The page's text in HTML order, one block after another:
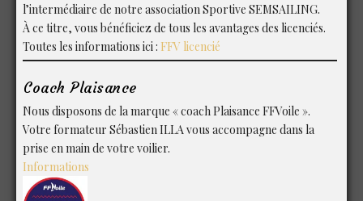
l’intermédiaire de notre association Sportive SEMSAILING.
À ce titre, vous bénéficiez de tous les avantages des licenciés.
Toutes les informations ici : FFV licencié
Coach Plaisance
Nous disposons de la marque « coach Plaisance FFVoile ».
Votre formateur Sébastien ILLA vous accompagne dans la
prise en main de votre voilier.
Informations